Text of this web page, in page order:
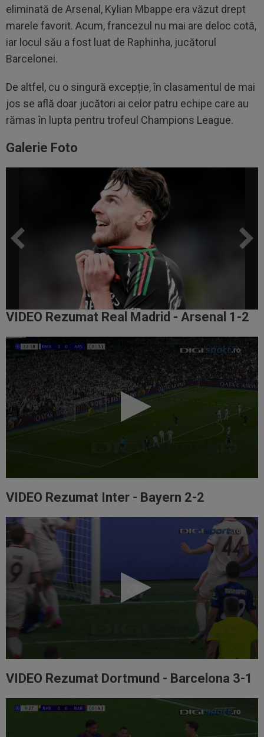
eliminată de Arsenal, Kylian Mbappe era văzut drept
marele favorit. Acum, francezul nu mai are deloc cotă,
iar locul său a fost luat de Raphinha, jucătorul
Barcelonei.
De altfel, cu o singură excepție, în clasamentul de mai
jos se află doar jucători ai celor patru echipe care au
rămas în lupta pentru trofeul Champions League.
Galerie Foto
VIDEO Rezumat Real Madrid - Arsenal 1-2
VIDEO Rezumat Inter - Bayern 2-2
VIDEO Rezumat Dortmund - Barcelona 3-1